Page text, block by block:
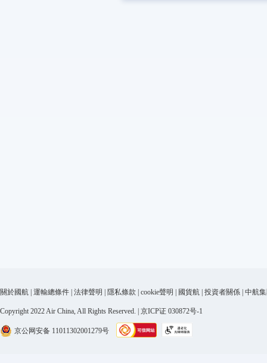
關於國航 | 運輸總條件 | 法律聲明 | 隱私條款 | cookie聲明 | 國貨航 | 投資者關係 | 中航
Copyright 2022 Air China, All Rights Reserved. | 京ICP证 030872号-1
京公网安备 11011302001279号